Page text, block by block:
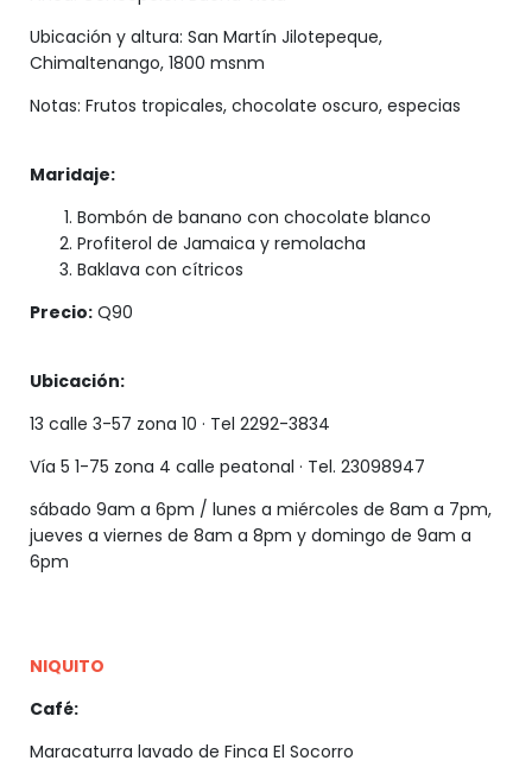
Ubicación y altura: San Martín Jilotepeque,
Chimaltenango, 1800 msnm
Notas: Frutos tropicales, chocolate oscuro, especias
Maridaje:
Bombón de banano con chocolate blanco
Profiterol de Jamaica y remolacha
Baklava con cítricos
Precio: Q90
Ubicación:
13 calle 3-57 zona 10 · Tel 2292-3834
Vía 5 1-75 zona 4 calle peatonal · Tel. 23098947
sábado 9am a 6pm / lunes a miércoles de 8am a 7pm,
jueves a viernes de 8am a 8pm y domingo de 9am a
6pm
NIQUITO
Café:
Maracaturra lavado de Finca El Socorro